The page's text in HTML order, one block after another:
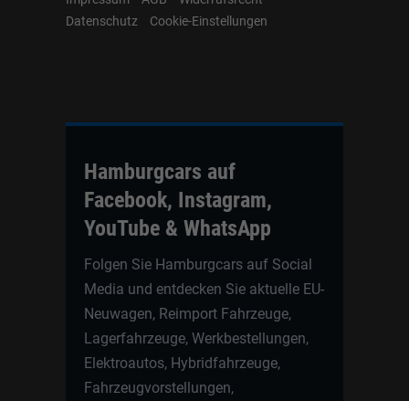
Datenschutz
Cookie-Einstellungen
Hamburgcars auf
Facebook, Instagram,
YouTube & WhatsApp
Folgen Sie Hamburgcars auf Social
Media und entdecken Sie aktuelle EU-
Neuwagen, Reimport Fahrzeuge,
Lagerfahrzeuge, Werkbestellungen,
Elektroautos, Hybridfahrzeuge,
Fahrzeugvorstellungen,